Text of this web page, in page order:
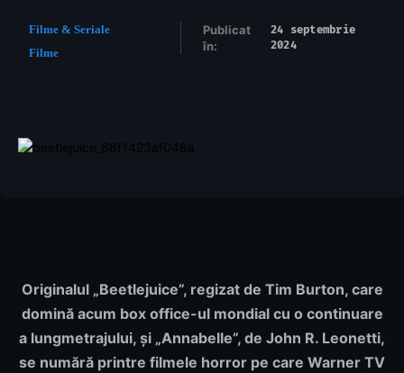
Filme & Seriale
Filme
Publicat
în:
24 septembrie
2024
Originalul „Beetlejuice”, regizat de Tim Burton, care
domină acum box office-ul mondial cu o continuare
a lungmetrajului, și „Annabelle”, de John R. Leonetti,
se numără printre filmele horror pe care Warner TV